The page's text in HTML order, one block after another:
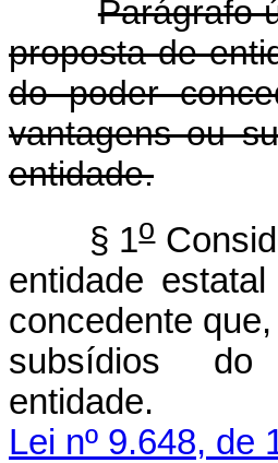
Parágrafo
proposta de
do poder
vantagens ou
entidade.
§ 1o
entidade
concedente
subsídios
Lei nº 9.648, de